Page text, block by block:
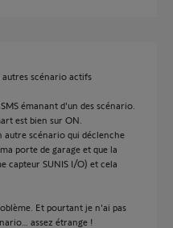
autres scénario actifs
émanant d'un des scénario.
est bien sur ON.
autre scénario qui déclenche
porte de garage et que la
capteur SUNIS I/O) et cela
Et pourtant je n'ai pas
assez étrange !